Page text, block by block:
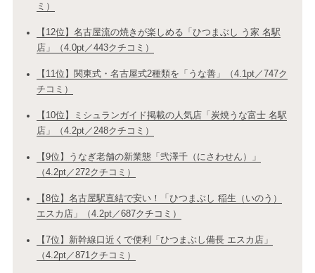
ミ）
【12位】名古屋流の焼きが楽しめる「ひつまぶし う家 名駅
店」（4.0pt／443クチコミ）
【11位】関東式・名古屋式2種類を「うな善」（4.1pt／747ク
チコミ）
【10位】ミシュランガイド掲載の人気店「炭焼うな富士 名駅
店」（4.2pt／248クチコミ）
【9位】うなぎ老舗の新業態「弐澤千（にさわせん）」
（4.2pt／272クチコミ）
【8位】名古屋駅直結で安い！「ひつまぶし 稲生（いのう）
エスカ店」（4.2pt／687クチコミ）
【7位】新幹線口近くで便利「ひつまぶし備長 エスカ店」
（4.2pt／871クチコミ）